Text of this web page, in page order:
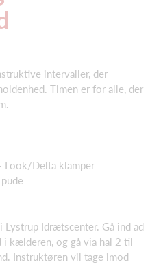
intervaller, der
Timen er for alle, der
Look/Delta klamper
Idrætscenter. Gå ind ad
kælderen, og gå via hal 2 til
Instruktøren vil tage imod